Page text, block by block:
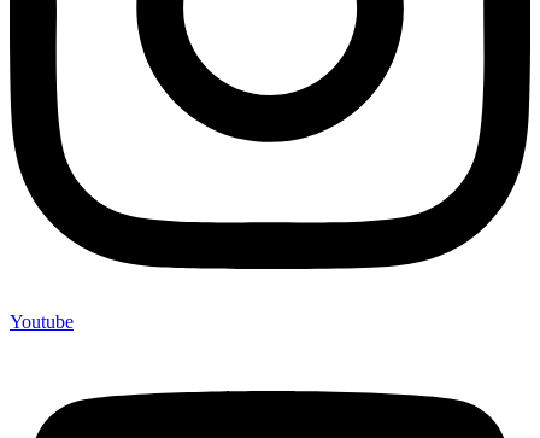
Youtube